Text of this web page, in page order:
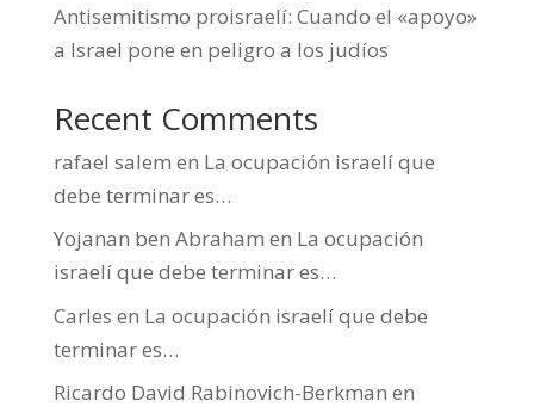
Antisemitismo proisraelí: Cuando el «apoyo»
a Israel pone en peligro a los judíos
Recent Comments
rafael salem en La ocupación israelí que
debe terminar es…
Yojanan ben Abraham en La ocupación
israelí que debe terminar es…
Carles en La ocupación israelí que debe
terminar es…
Ricardo David Rabinovich-Berkman en